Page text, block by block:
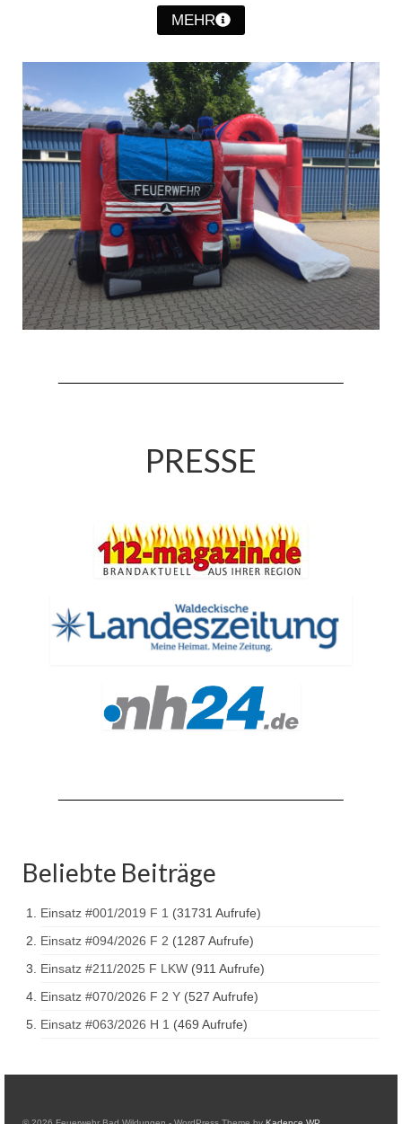
Christkindwiegen 2023
Christkindwiegen 2021
Christkindwiegen 2019
Christkindwiegen 2018
Christkindwiegen 2017
Christkindwiegen 2016
Jahreskonzert 2017
Oktoberfestkonzert 2018
Fahrzeuge & Technik
Stützpunkt
Einsatzleitwagen ELW 1
Drehleiter DLK 23/12
Tanklöschfahrzeug TLF 4000
Löschgruppenfahrzeug LF 20 KatS
Gerätewagen Logistik GW-L 2
Tanklöschfahrzeug TLF 16/24 Tr
GDekonP-LKW
MEHR
PRESSE
Beliebte Beiträge
Einsatz #001/2019 F 1 (31731 Aufrufe)
Einsatz #094/2026 F 2 (1287 Aufrufe)
Einsatz #211/2025 F LKW (911 Aufrufe)
Einsatz #070/2026 F 2 Y (527 Aufrufe)
Einsatz #063/2026 H 1 (469 Aufrufe)